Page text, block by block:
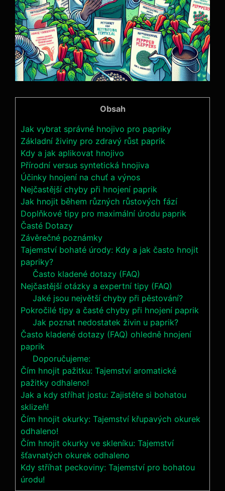
Obsah
Jak vybrat správné hnojivo pro papriky
Základní živiny pro zdravý ⁣růst paprik
Kdy a jak aplikovat hnojivo
Přírodní versus ‍syntetická hnojiva
Účinky hnojení na chuť a⁢ výnos
Nejčastější chyby⁤ při hnojení paprik
Jak‌ hnojit během různých ⁣růstových fází
Doplňkové ​tipy pro ⁢maximální ⁢úrodu paprik
Časté Dotazy
Závěrečné poznámky
Tajemství bohaté úrody: Kdy a jak často hnojit
papriky?
Často kladené dotazy (FAQ)
Nejčastější otázky a expertní tipy (FAQ)
Jaké jsou největší chyby při pěstování?
Pokročilé tipy a časté chyby při hnojení paprik
Jak poznat nedostatek živin u paprik?
Často kladené dotazy (FAQ) ohledně hnojení
paprik
Doporučujeme:
Čím hnojit pažitku: Tajemství aromatické
pažitky odhaleno!
Jak a kdy stříhat jostu: Zajistěte si bohatou
sklizeň!
Čím hnojit okurky: Tajemství křupavých okurek
odhaleno!
Čím hnojit okurky ve skleníku: Tajemství
šťavnatých okurek odhaleno
Kdy stříhat peckoviny: Tajemství pro bohatou
úrodu!